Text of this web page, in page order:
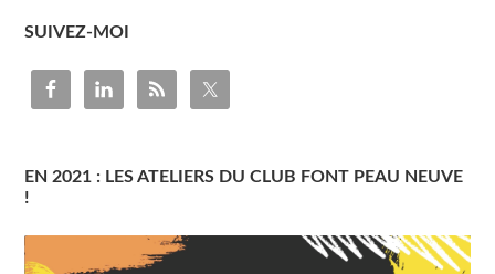
SUIVEZ-MOI
EN 2021 : LES ATELIERS DU CLUB FONT PEAU NEUVE
!